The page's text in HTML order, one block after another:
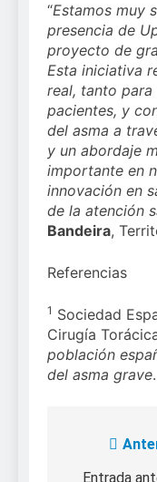
“Estamos muy
presencia de
proyecto de
Esta iniciativa
real, tanto
pacientes, y
del asma a
y un abordaje
importante en
innovación en
de la atención
Bandeira,
Referencias
1 Sociedad
Cirugía
población
del asma grave.
Entrada